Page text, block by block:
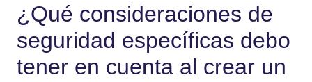
¿Qué consideraciones de
seguridad específicas debo
tener en cuenta al crear un